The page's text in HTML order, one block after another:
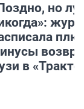
но
в